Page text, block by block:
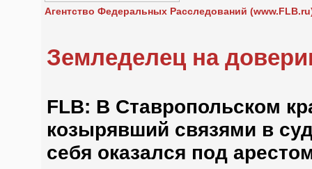
Агентство Федеральных Расследований
Земледелец на
FLB: В Ставропольском
козырявший связями в
себя оказался под